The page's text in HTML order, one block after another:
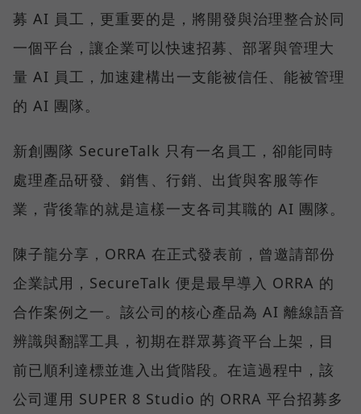
募 AI 員工，更重要的是，將開發與治理整合於同
一個平台，讓企業可以快速招募、部署與管理大
量 AI 員工，加速建構出一支能被信任、能被管理
的 AI 團隊。
新創團隊 SecureTalk 只有一名員工，卻能同時
處理產品研發、銷售、行銷、出貨與客服等作
業，背後靠的就是這樣一支各司其職的 AI 團隊。
陳子龍分享，ORRA 在正式發表前，曾邀請部份
企業試用，SecureTalk 便是最早導入 ORRA 的
合作案例之一。該公司的核心產品為 AI 離線語音
辨識與翻譯工具，初期在群眾募資平台上架，目
前已順利達標並進入出貨階段。在這過程中，該
公司運用 SUPER 8 Studio 的 ORRA 平台招募多